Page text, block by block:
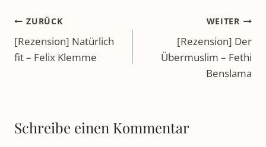
Beitragsnavigation
ZURÜCK
[Rezension] Natürlich
fit – Felix Klemme
WEITER
[Rezension] Der
Übermuslim – Fethi
Benslama
Schreibe einen Kommentar